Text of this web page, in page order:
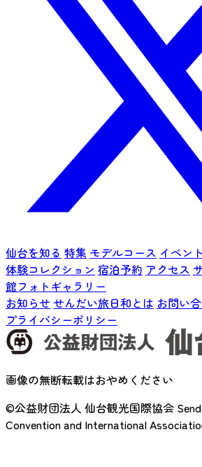
仙台を知る 特集 モデルコース イベント
体験コレクション 宿泊予約 アクセス
館フォトギャラリー
お知らせ せんだい旅日和とは お問い
プライバシーポリシー
画像の無断転載はおやめください
©公益財団法人 仙台観光国際協会
Convention and International